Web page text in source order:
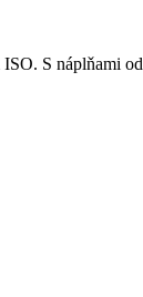
S náplňami od